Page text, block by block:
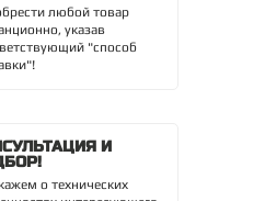
любой товар
указав
"способ
И
о технических